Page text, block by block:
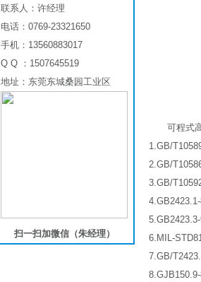
可程式
1.GB/
2.GB/
3.GB/
6.MIL-
7.GB/
联系人：许经理
电话：0769-23321650
手机：13560883017
Q Q ：1507645519
地址：东莞东城桑园工业区
扫一扫加微信（朱经理）